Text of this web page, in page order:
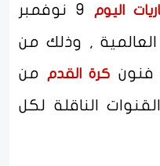
اليوم
9 نوفمبر
العالمية , وذلك من
فنون كرة القدم من
الناقلة لكل